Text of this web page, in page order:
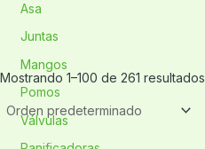
Asa
Juntas
Mangos
Pomos
Válvulas
Mostrando 1–100 de 261 resultados